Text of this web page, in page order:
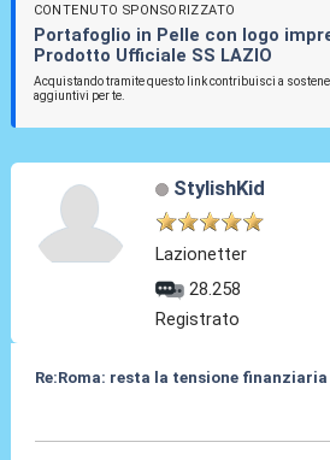
CONTENUTO SPONSORIZZATO
Portafoglio in Pelle con logo
Prodotto Ufficiale SS LAZIO
Acquistando tramite questo link contribuisci a
aggiuntivi per te.
StylishKid
Lazionetter
28.258
Registrato
Re:Roma: resta la tensione finanziaria